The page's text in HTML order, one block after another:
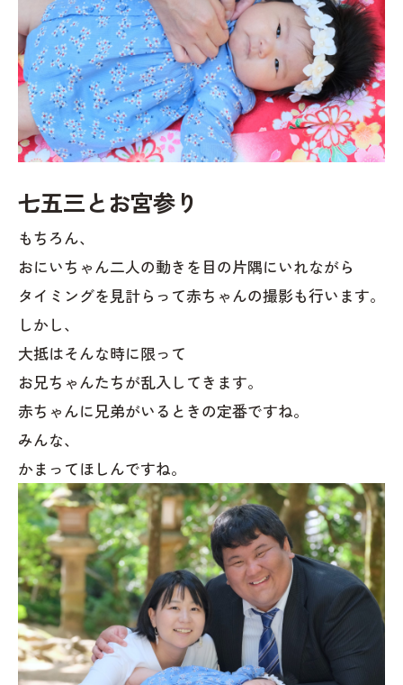
七五三とお宮参り
もちろん、
おにいちゃん二人の動きを目の片隅にいれながら
タイミングを見計らって赤ちゃんの撮影も行います。
しかし、
大抵はそんな時に限って
お兄ちゃんたちが乱入してきます。
赤ちゃんに兄弟がいるときの定番ですね。
みんな、
かまってほしんですね。